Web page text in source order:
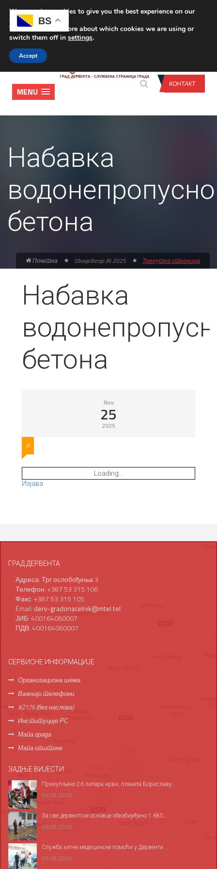
CONTACT US
КОНТАКТ
MENU
Набавка
бетона
Почетна Obavještenja JN 2025 Тренутна страница
Набавка
бетона
Nov
25
2025
8
Loading...
Изјава
ГРАД ДЕРВЕНТА
Адреса: Трг ослобођења 3
Телефон: +387 53 315 106
Факс: +387 53 315 105
Email: derv-gradonacelnik@mtel.tel
ЈИБ: 400164060007
ПДВ: 400164060007
СЕРВИСНЕ ИНФОРМАЦИЈЕ
Организациона шема
Важнији телефони
#2176 (без наслова)
Институције РС
Мапа града
Мапа општине
ЗАДЊЕ ВИЈЕСТИ
Прикупљено 26 литара крви, плакета Бориславу...
06.08.2026
За све дервентске основце обезбијеђено 1.685...
06.08.2026
Служба хитне медицинске помоћи у Дервенти...
05.08.2026
BS
We are using cookies to give you the best experience on our
website.
You can find out more about which cookies we are using or
switch them off in settings.
Accept